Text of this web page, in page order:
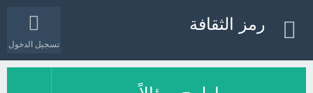
تسجيل الدخول
رمز الثقافة